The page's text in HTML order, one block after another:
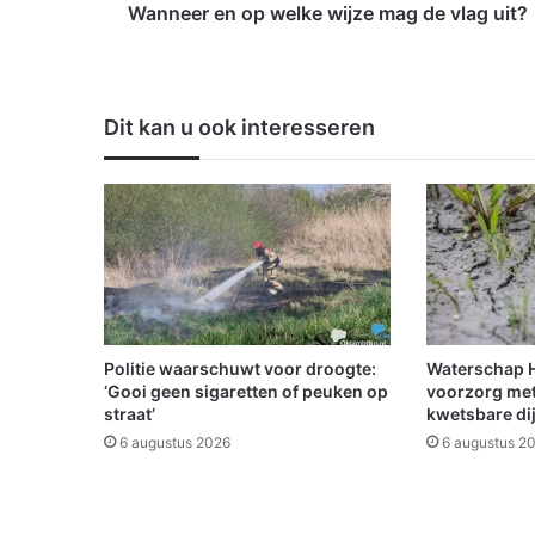
k
e
w
i
j
z
e
m
a
g
d
e
v
Wanneer en op welke wijze mag de vlag uit?
Dit kan u ook interesseren
Politie waarschuwt voor droogte:
‘Gooi geen sigaretten of peuken op
straat’
6 augustus 2026
Waterschap
voorzorg
kwetsbare
6 augustus